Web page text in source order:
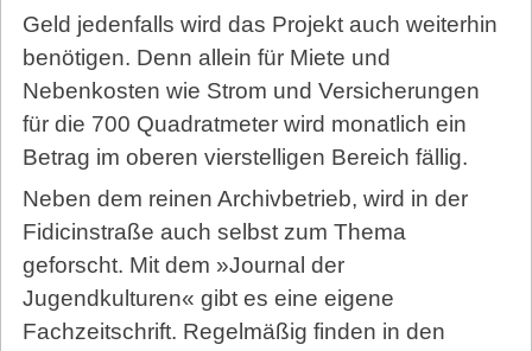
Geld jedenfalls wird das Projekt auch weiterhin
benötigen. Denn allein für Miete und
Nebenkosten wie Strom und Versicherungen
für die 700 Quadratmeter wird monatlich ein
Betrag im oberen vierstelligen Bereich fällig.
Neben dem reinen Archivbetrieb, wird in der
Fidicinstraße auch selbst zum Thema
geforscht. Mit dem »Journal der
Jugendkulturen« gibt es eine eigene
Fachzeitschrift. Regelmäßig finden in den